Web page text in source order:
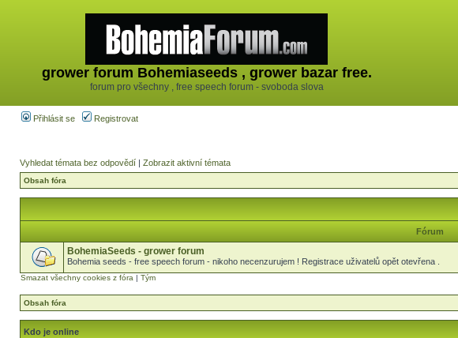
grower forum Bohemiaseeds , grower bazar free.
forum pro všechny , free speech forum - svoboda slova
Přihlásit se Registrovat
Vyhledat témata bez odpovědí | Zobrazit aktivní témata
Obsah fóra
Fórum
BohemiaSeeds - grower forum
Bohemia seeds - free speech forum - nikoho necenzurujem ! Registrace uživatelů opět otevřena .
Smazat všechny cookies z fóra | Tým
Obsah fóra
Kdo je online